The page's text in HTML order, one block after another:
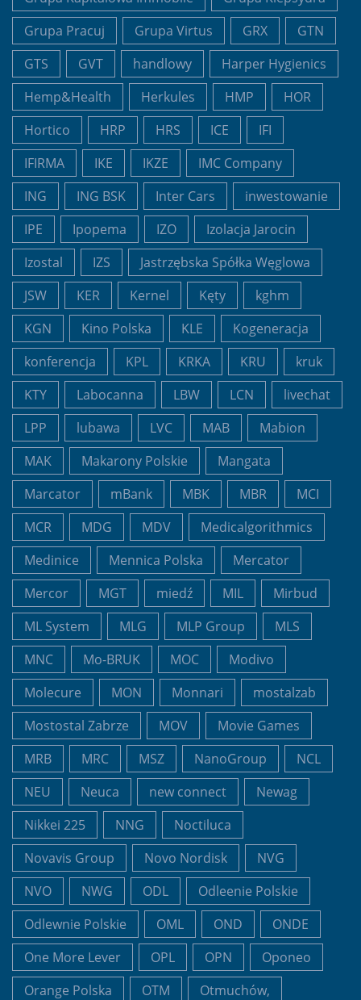
Grupa Pracuj
Grupa Virtus GRX
GTN
GTS
GVT handlowy
Harper Hygienics
Hemp&Health
Herkules HMP
HOR
Hortico
HRP HRS ICE
IFI
IFIRMA
IKE IKZE
IMC Company
ING
ING BSK Inter Cars
inwestowanie
IPE
Ipopema IZO
Izolacja Jarocin
Izostal
IZS
Jastrzębska Spółka Węglowa
JSW
KER Kernel Kęty
kghm
KGN
Kino Polska KLE
Kogeneracja
konferencja
KPL KRKA KRU
kruk
KTY
Labocanna LBW LCN
livechat
LPP
lubawa LVC MAB
Mabion
MAK
Makarony Polskie
Mangata
Marcator
mBank MBK MBR
MCI
MCR
MDG MDV
Medicalgorithmics
Medinice
Mennica Polska
Mercator
Mercor
MGT miedź MIL
Mirbud
ML System
MLG MLP Group
MLS
MNC
Mo-BRUK MOC
Modivo
Molecure
MON Monnari
mostalzab
Mostostal Zabrze
MOV
Movie Games
MRB
MRC MSZ NanoGroup
NCL
NEU
Neuca new connect
Newag
Nikkei 225
NNG
Noctiluca
Novavis Group
Novo Nordisk
NVG
NVO
NWG ODL
Odleenie Polskie
Odlewnie Polskie
OML OND
ONDE
One More Lever
OPL OPN
Oponeo
Orange Polska
OTM
Otmuchów,